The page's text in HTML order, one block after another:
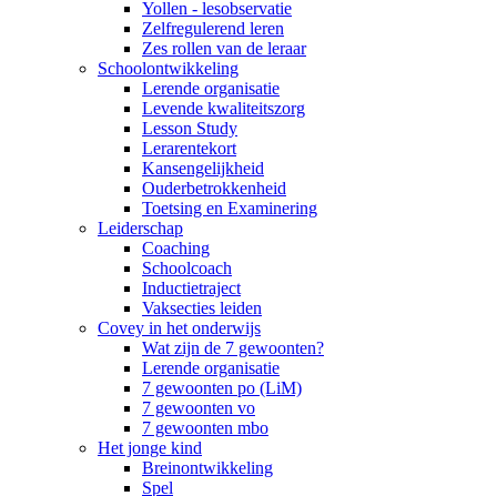
Yollen - lesobservatie
Zelfregulerend leren
Zes rollen van de leraar
Schoolontwikkeling
Lerende organisatie
Levende kwaliteitszorg
Lesson Study
Lerarentekort
Kansengelijkheid
Ouderbetrokkenheid
Toetsing en Examinering
Leiderschap
Coaching
Schoolcoach
Inductietraject
Vaksecties leiden
Covey in het onderwijs
Wat zijn de 7 gewoonten?
Lerende organisatie
7 gewoonten po (LiM)
7 gewoonten vo
7 gewoonten mbo
Het jonge kind
Breinontwikkeling
Spel